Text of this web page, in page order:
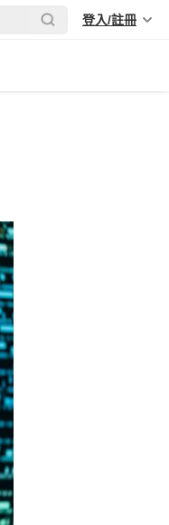
登入/註冊